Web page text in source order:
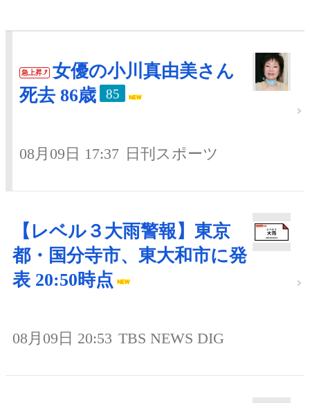
急上昇
女優の小川真由美さん
死去 86歳
85
08月09日 17:37 日刊スポーツ
【レベル３大雨警報】東京
都・国分寺市、東大和市に発
表 20:50時点
08月09日 20:53 TBS NEWS DIG